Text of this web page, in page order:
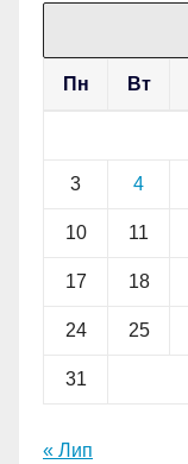
Пн Вт
3 4
10 11
17 18
24 25
31
« Лип